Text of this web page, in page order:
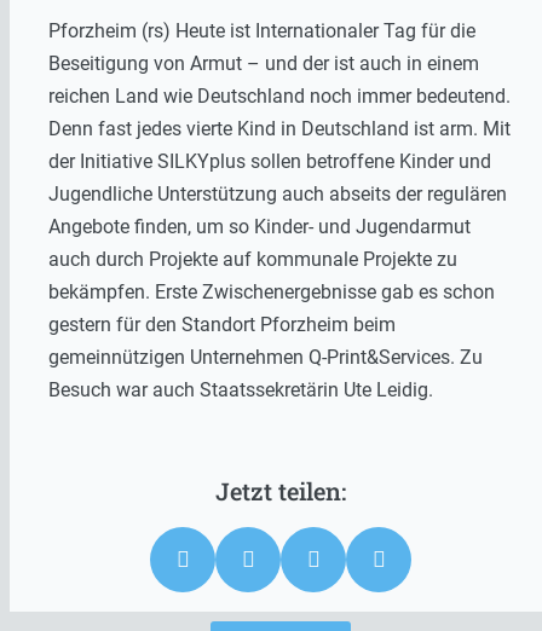
Pforzheim (rs) Heute ist Internationaler Tag für die
Beseitigung von Armut – und der ist auch in einem
reichen Land wie Deutschland noch immer bedeutend.
Denn fast jedes vierte Kind in Deutschland ist arm. Mit
der Initiative SILKYplus sollen betroffene Kinder und
Jugendliche Unterstützung auch abseits der regulären
Angebote finden, um so Kinder- und Jugendarmut
auch durch Projekte auf kommunale Projekte zu
bekämpfen. Erste Zwischenergebnisse gab es schon
gestern für den Standort Pforzheim beim
gemeinnützigen Unternehmen Q-Print&Services. Zu
Besuch war auch Staatssekretärin Ute Leidig.